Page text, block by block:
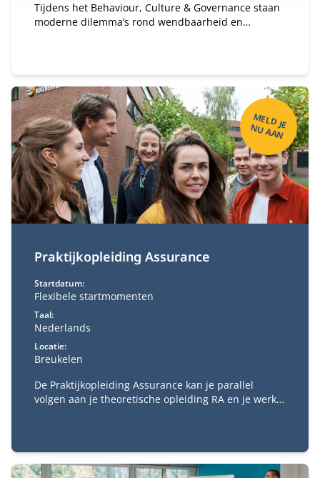
Tijdens het Behaviour, Culture & Governance staan
moderne dilemma’s rond wendbaarheid en
Praktijkopleiding Assurance
Startdatum:
Flexibele startmomenten
Taal:
Nederlands
Locatie:
Breukelen
De Praktijkopleiding Assurance kan je parallel
volgen aan je theoretische opleiding RA en je werk.
gaat volgen om de praktische kanten van het RA-vak
te ervaren.
M
ELD
JE
N
U
A
A
N